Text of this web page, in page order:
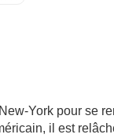
York pour se
il est